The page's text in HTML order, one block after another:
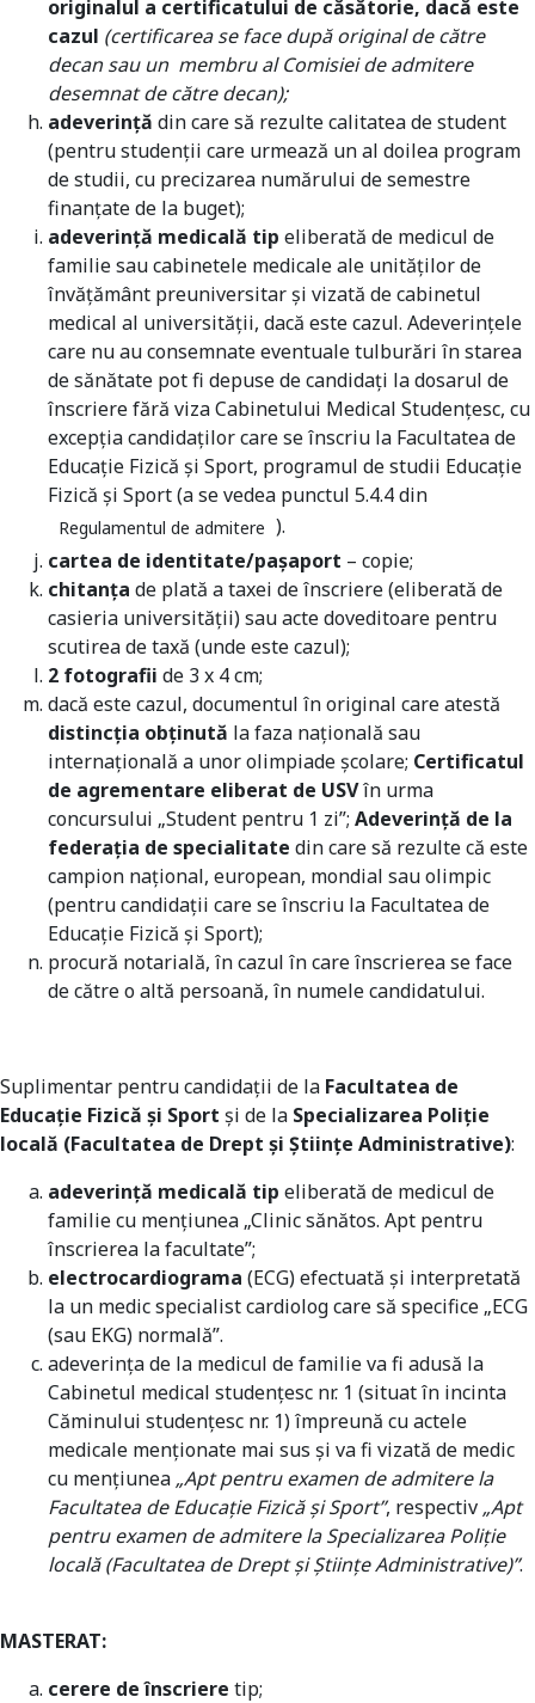
originalul a certificatului de căsătorie, dacă este
cazul (certificarea se face după original de către
decan sau un membru al Comisiei de admitere
desemnat de către decan);
adeverinţă din care să rezulte calitatea de student
(pentru studenţii care urmează un al doilea program
de studii, cu precizarea numărului de semestre
finanţate de la buget);
adeverinţă medicală tip eliberată de medicul de
familie sau cabinetele medicale ale unităţilor de
învăţământ preuniversitar şi vizată de cabinetul
medical al universităţii, dacă este cazul. Adeverinţele
care nu au consemnate eventuale tulburări în starea
de sănătate pot fi depuse de candidaţi la dosarul de
înscriere fără viza Cabinetului Medical Studenţesc, cu
excepţia candidaţilor care se înscriu la Facultatea de
Educaţie Fizică şi Sport, programul de studii Educaţie
Fizică şi Sport (a se vedea punctul 5.4.4 din
Regulamentul de admitere ).
cartea de identitate/pașaport – copie;
chitanţa de plată a taxei de înscriere (eliberată de
casieria universităţii) sau acte doveditoare pentru
scutirea de taxă (unde este cazul);
2 fotografii de 3 x 4 cm;
dacă este cazul, documentul în original care atestă
distincţia obţinută la faza naţională sau
internaţională a unor olimpiade şcolare; Certificatul
de agrementare eliberat de USVîn urma
concursului „Student pentru 1 zi”; Adeverinţă de la
federaţia de specialitate din care să rezulte că este
campion naţional, european, mondial sau olimpic
(pentru candidaţii care se înscriu la Facultatea de
Educaţie Fizică şi Sport);
procură notarială, în cazul în care înscrierea se face
de către o altă persoană, în numele candidatului.
Suplimentar pentru candidaţii de la Facultatea de
Educaţie Fizică şi Sport și de la Specializarea Poliție
locală (Facultatea de Drept și Științe Administrative):
adeverinţă medicală tip eliberată de medicul de
familie cu menţiunea „Clinic sănătos. Apt pentru
înscrierea la facultate”;
electrocardiograma (ECG) efectuată şi interpretată
la un medic specialist cardiolog care să specifice „ECG
(sau EKG) normală”.
adeverinţa de la medicul de familie va fi adusă la
Cabinetul medical studenţesc nr. 1 (situat în incinta
Căminului studenţesc nr. 1) împreună cu actele
medicale menţionate mai sus şi va fi vizată de medic
cu menţiunea „Apt pentru examen de admitere la
Facultatea de Educaţie Fizică şi Sport”, respectiv „Apt
pentru examen de admitere la Specializarea Poliție
locală (Facultatea de Drept și Științe Administrative)”.
MASTERAT:
cerere de înscriere tip;